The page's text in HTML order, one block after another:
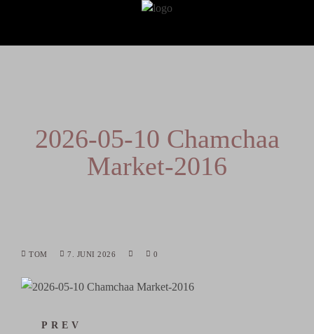
2026-05-10 Chamchaa
Market-2016
TOM 7. JUNI 2026 0
PREV